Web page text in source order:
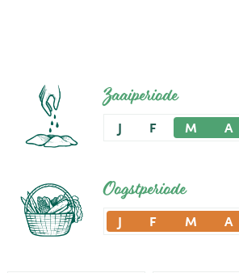
Zaaiperiode
J F M A
Oogstperiode
J F M A